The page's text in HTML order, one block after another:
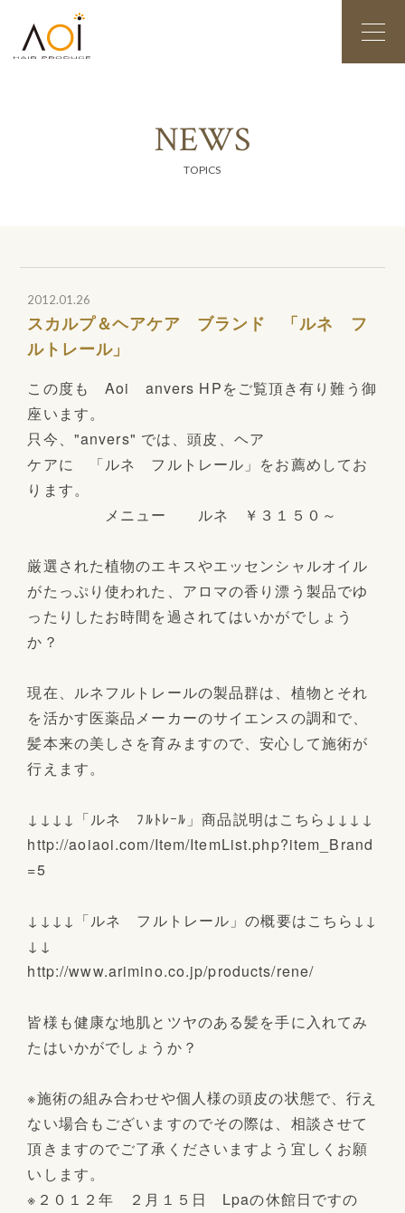
NEWS
TOPICS
2012.01.26
スカルプ＆ヘアケア ブランド 「ルネ フ
ルトレール」
この度も Aoi anvers HPをご覧頂き有り難う御
座います。
只今、"anvers" では、頭皮、ヘア
ケアに 「ルネ フルトレール」をお薦めしてお
ります。
メニュー ルネ ￥３１５０～
厳選された植物のエキスやエッセンシャルオイル
がたっぷり使われた、アロマの香り漂う製品でゆ
ったりしたお時間を過されてはいかがでしょう
か？
現在、ルネフルトレールの製品群は、植物とそれ
を活かす医薬品メーカーのサイエンスの調和で、
髪本来の美しさを育みますので、安心して施術が
行えます。
↓↓↓↓「ルネ ﾌﾙﾄﾚｰﾙ」商品説明はこちら↓↓↓↓
http://aoiaoi.com/Item/ItemList.php?item_Brand
=5
↓↓↓↓「ルネ フルトレール」の概要はこちら↓↓
↓↓
http://www.arimino.co.jp/products/rene/
皆様も健康な地肌とツヤのある髪を手に入れてみ
たはいかがでしょうか？
※施術の組み合わせや個人様の頭皮の状態で、行え
ない場合もございますのでその際は、相談させて
頂きますのでご了承くださいますよう宜しくお願
いします。
※２０１２年 ２月１５日 Lpaの休館日ですの